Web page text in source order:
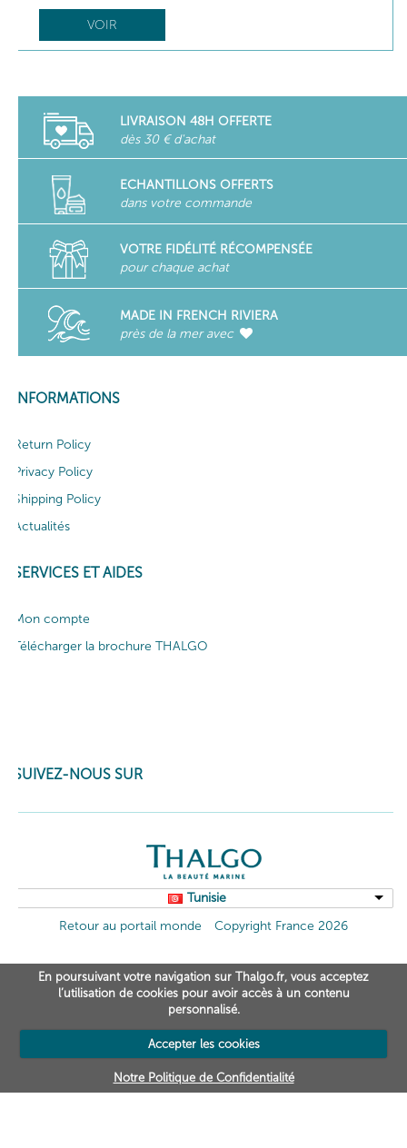
VOIR
LIVRAISON 48H OFFERTE
dès 30 € d'achat
ECHANTILLONS OFFERTS
dans votre commande
VOTRE FIDÉLITÉ RÉCOMPENSÉE
pour chaque achat
MADE IN FRENCH RIVIERA
près de la mer avec
INFORMATIONS
Return Policy
Privacy Policy
Shipping Policy
Actualités
SERVICES ET AIDES
Mon compte
Télécharger la brochure THALGO
SUIVEZ-NOUS SUR
Tunisie
Retour au portail monde
Copyright France 2026
En poursuivant votre navigation sur Thalgo.fr, vous acceptez
l’utilisation de cookies pour avoir accès à un contenu
personnalisé.
Accepter les cookies
Notre Politique de Confidentialité